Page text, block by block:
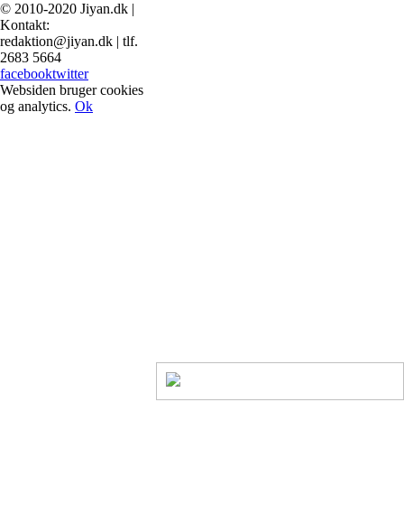
© 2010-2020 Jiyan.dk |
Kontakt:
redaktion@jiyan.dk | tlf.
2683 5664
facebooktwitter
Websiden bruger cookies
og analytics. Ok